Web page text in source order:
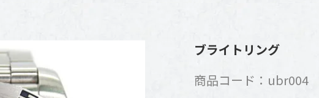
FRANCK MULLER
フランクミュラー
ROGER DUBUIS
TAG HEUER SEIKO
ブライトリング
商品コード：ubr004